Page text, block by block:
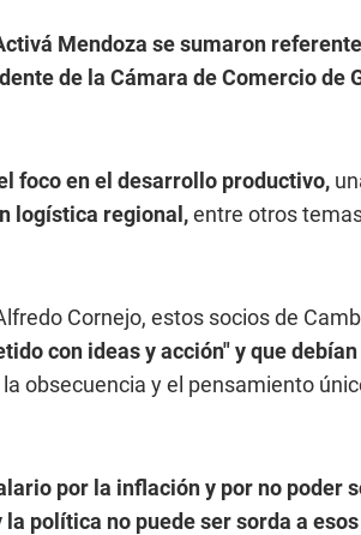
Mendoza se sumaron
de la Cámara de Comercio de
foco en el desarrollo productivo,
logística regional,entre otros
Cornejo, estos socios de
con ideas y acción" y que
obsecuencia y el pensamiento
por la inflación y por no poder
política no puede ser sorda a